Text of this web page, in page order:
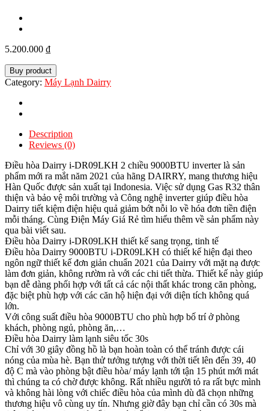
5.200.000 ₫
Buy product
Category: Máy Lạnh Dairry
Description
Reviews (0)
Điều hòa Dairry i-DR09LKH 2 chiều 9000BTU inverter là sản
phẩm mới ra mắt năm 2021 của hãng DAIRRY, mang thương hiệu
Hàn Quốc được sản xuất tại Indonesia. Việc sử dụng Gas R32 thân
thiện và bảo vệ môi trường và Công nghệ inverter giúp điều hòa
Dairry tiết kiệm điện hiệu quả giảm bớt nỗi lo về hóa đơn tiền điện
mỗi tháng. Cùng Điện Máy Giá Rẻ tìm hiểu thêm về sản phẩm này
qua bài viết sau.
Điều hòa Dairry i-DR09LKH thiết kế sang trọng, tinh tế
Điều hòa Dairry 9000BTU i-DR09LKH có thiết kế hiện đại theo
ngôn ngữ thiết kế đơn giản chuẩn 2021 của Dairry với mặt nạ được
làm đơn giản, không rườm rà với các chi tiết thừa. Thiết kế này giúp
bạn dễ dàng phối hợp với tất cả các nội thất khác trong căn phòng,
đặc biệt phù hợp với các căn hộ hiện đại với diện tích không quá
lớn.
Với công suất điều hòa 9000BTU cho phù hợp bố trí ở phòng
khách, phòng ngủ, phòng ăn,…
Điều hòa Dairry làm lạnh siêu tốc 30s
Chỉ với 30 giây đồng hồ là bạn hoàn toàn có thể tránh được cái
nóng của mùa hè. Bạn thử tưởng tượng với thời tiết lên đến 39, 40
độ C mà vào phòng bật điều hòa/ máy lạnh tới tận 15 phút mới mát
thì chúng ta có chờ được không. Rất nhiều người tỏ ra rất bực mình
và không hài lòng với chiếc điều hòa của mình dù đã chọn những
thương hiệu vô cùng uy tín. Nhưng giờ đây bạn chỉ cần có 30s mà